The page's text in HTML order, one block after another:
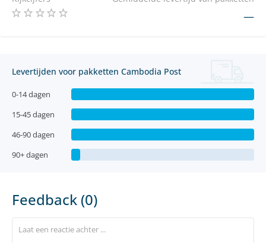
—
Levertijden voor pakketten Cambodia Post
0-14 dagen
15-45 dagen
46-90 dagen
90+ dagen
Feedback (0)